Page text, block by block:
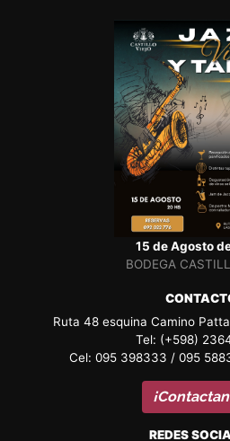
15 de Agosto
BODEGA
Ruta 48 esquina Camino
Tel: (+598)
Cel: 095 398333 / 095
REDES